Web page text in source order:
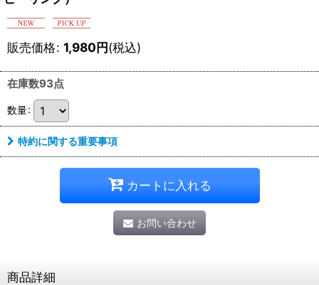
販売価格: 1,980円(税込)
在庫数93点
数量:
特約に関する重要事項
カートに入れる
お問い合わせ
商品詳細